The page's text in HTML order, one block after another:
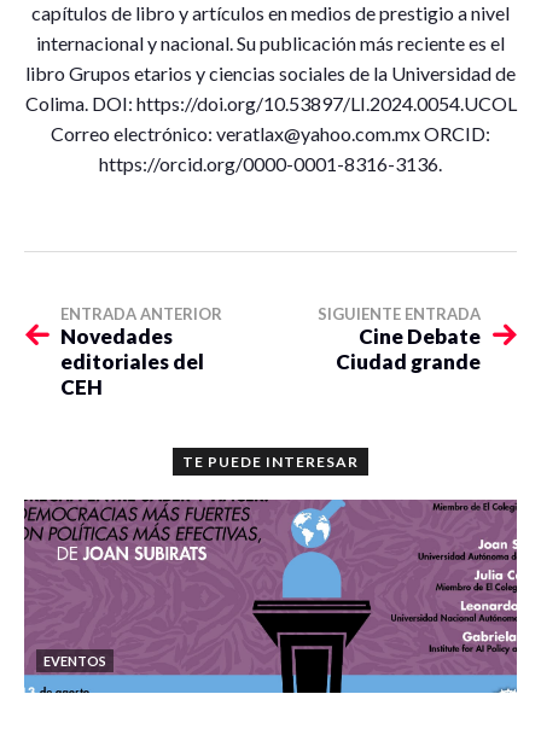
capítulos de libro y artículos en medios de prestigio a nivel
internacional y nacional. Su publicación más reciente es el
libro Grupos etarios y ciencias sociales de la Universidad de
Colima. DOI: https://doi.org/10.53897/LI.2024.0054.UCOL
Correo electrónico: veratlax@yahoo.com.mx ORCID:
https://orcid.org/0000-0001-8316-3136.
ENTRADA ANTERIOR
Novedades
editoriales del
CEH
SIGUIENTE ENTRADA
Cine Debate
Ciudad grande
TE PUEDE INTERESAR
EVENTOS